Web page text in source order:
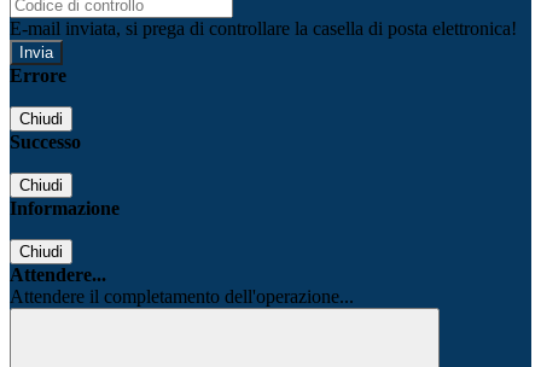
E-mail inviata, si prega di controllare la casella di posta elettronica!
Errore
Chiudi
Successo
Chiudi
Informazione
Chiudi
Attendere...
Attendere il completamento dell'operazione...